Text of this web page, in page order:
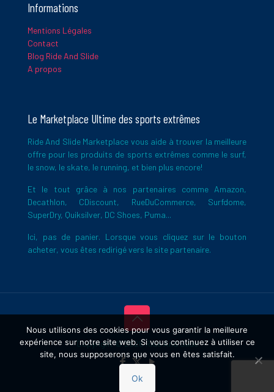
Informations
Mentions Légales
Contact
Blog Ride And Slide
A propos
Le Marketplace Ultime des sports extrêmes
Ride And Slide Marketplace vous aide à trouver la meilleure
offre pour les produits de sports extrêmes comme le surf,
le snow, le skate, le running, et bien plus encore!
Et le tout grâce à nos partenaires comme Amazon,
Decathlon, CDiscount, RueDuCommerce, Surfdome,
SuperDry, Quiksilver, DC Shoes, Puma...
Ici, pas de panier. Lorsque vous cliquez sur le bouton
acheter, vous êtes redirigé vers le site partenaire.
Copyright © 2026 Ride And Slide
Nous utilisons des cookies pour vous garantir la meilleure
expérience sur notre site web. Si vous continuez à utiliser ce
site, nous supposerons que vous en êtes satisfait.
Ok